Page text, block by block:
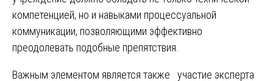
компетенцией, но и навыками процессуальной
коммуникации, позволяющими эффективно
преодолевать подобные препятствия.
Важным элементом является также участие эксперта